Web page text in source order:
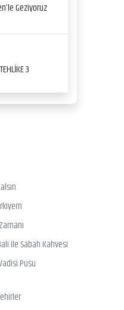
Geziyoruz
3
ile Sabah Kahvesi
Pusu